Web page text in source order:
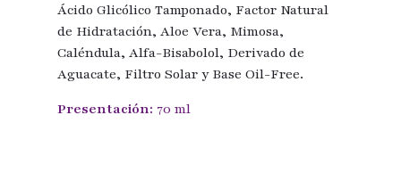
Ácido Glicólico Tamponado, Factor Natural
de Hidratación, Aloe Vera, Mimosa,
Caléndula, Alfa-Bisabolol, Derivado de
Aguacate, Filtro Solar y Base Oil-Free.
Presentación: 70 ml